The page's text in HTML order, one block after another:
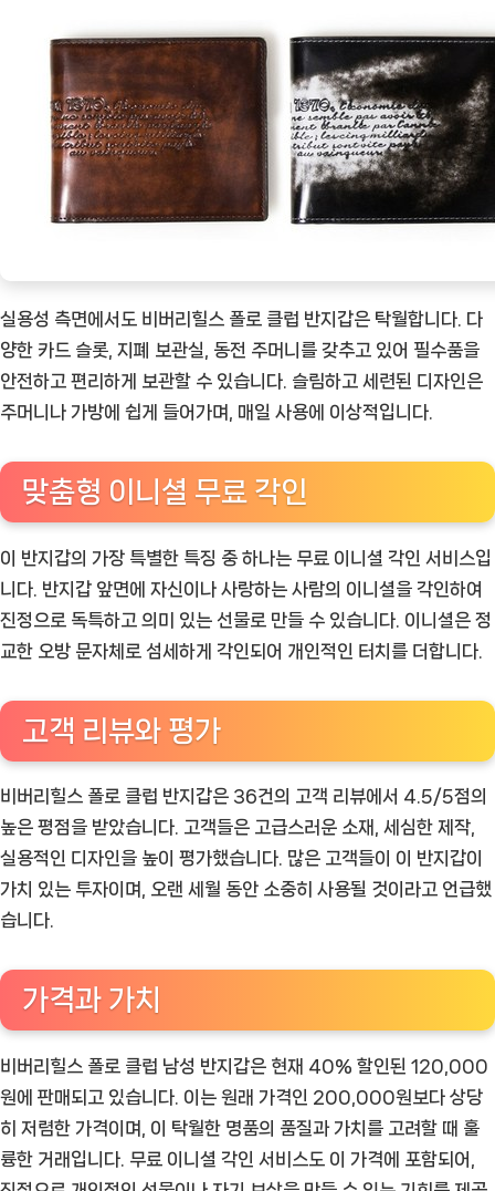
실용성 측면에서도 비버리힐스 폴로 클럽 반지갑은 탁월합니다. 다
양한 카드 슬롯, 지폐 보관실, 동전 주머니를 갖추고 있어 필수품을
안전하고 편리하게 보관할 수 있습니다. 슬림하고 세련된 디자인은
주머니나 가방에 쉽게 들어가며, 매일 사용에 이상적입니다.
맞춤형 이니셜 무료 각인
이 반지갑의 가장 특별한 특징 중 하나는 무료 이니셜 각인 서비스입
니다. 반지갑 앞면에 자신이나 사랑하는 사람의 이니셜을 각인하여
진정으로 독특하고 의미 있는 선물로 만들 수 있습니다. 이니셜은 정
교한 오방 문자체로 섬세하게 각인되어 개인적인 터치를 더합니다.
고객 리뷰와 평가
비버리힐스 폴로 클럽 반지갑은 36건의 고객 리뷰에서 4.5/5점의
높은 평점을 받았습니다. 고객들은 고급스러운 소재, 세심한 제작,
실용적인 디자인을 높이 평가했습니다. 많은 고객들이 이 반지갑이
가치 있는 투자이며, 오랜 세월 동안 소중히 사용될 것이라고 언급했
습니다.
가격과 가치
비버리힐스 폴로 클럽 남성 반지갑은 현재 40% 할인된 120,000
원에 판매되고 있습니다. 이는 원래 가격인 200,000원보다 상당
히 저렴한 가격이며, 이 탁월한 명품의 품질과 가치를 고려할 때 훌
륭한 거래입니다. 무료 이니셜 각인 서비스도 이 가격에 포함되어,